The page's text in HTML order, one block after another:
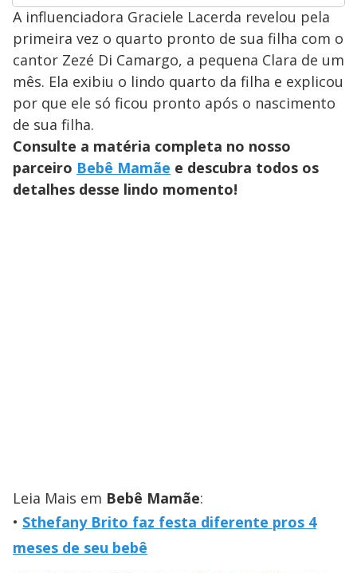
A influenciadora Graciele Lacerda revelou pela
primeira vez o quarto pronto de sua filha com o
cantor Zezé Di Camargo, a pequena Clara de um
mês. Ela exibiu o lindo quarto da filha e explicou
por que ele só ficou pronto após o nascimento
de sua filha.
Consulte a matéria completa no nosso
parceiro Bebê Mamãe e descubra todos os
detalhes desse lindo momento!
Leia Mais em Bebê Mamãe:
Sthefany Brito faz festa diferente pros 4
meses de seu bebê